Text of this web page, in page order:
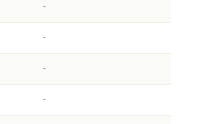
-
-
-
-